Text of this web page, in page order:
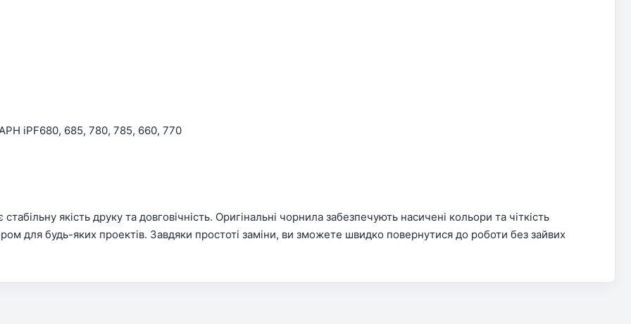
iPF680, 685, 780, 785, 660, 770
якість друку та довговічність. Оригінальні чорнила забезпечують насичені кольори та чіткість
для будь-яких проектів. Завдяки простоті заміни, ви зможете швидко повернутися до роботи без зайвих